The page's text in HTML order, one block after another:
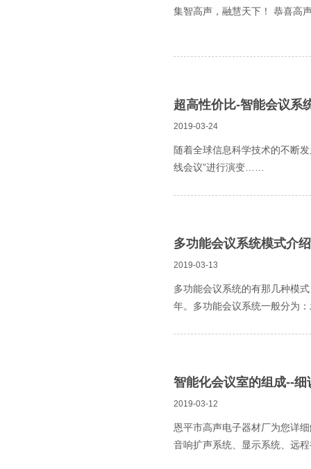
集智高声，融慧天下！ 恭喜高
超高性价比-智能会议系
2019-03-24
随着全球信息科学技术的不断
线会议”进行演变……
多功能会议系统模式介
2019-03-13
多功能会议系统的有那几种模
年。多功能会议系统一般分为
智能化会议室的组成--
2019-03-12
恩平市高声电子器材厂为您详
音响扩声系统、显示系统、远